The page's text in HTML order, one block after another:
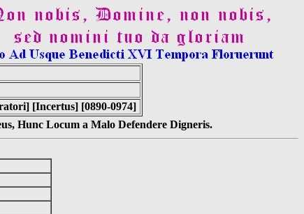
[Incertus] [0890-0974]
Hunc Locum a Malo Defendere Digneris.